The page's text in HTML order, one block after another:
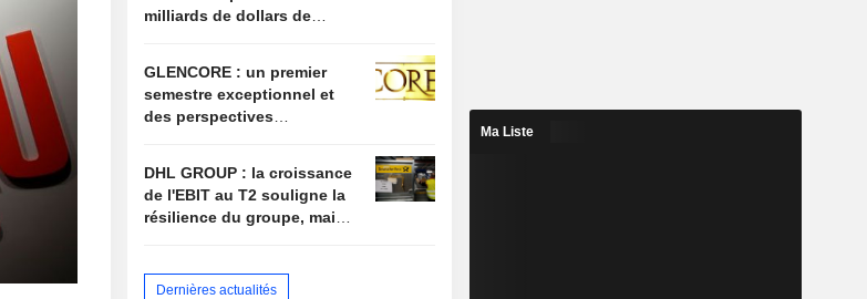
milliards de dollars de
GLENCORE : un premier
semestre exceptionnel et
des perspectives
DHL GROUP : la croissance
de l'EBIT au T2 souligne la
résilience du groupe, mais
Dernières actualités
Ma Liste